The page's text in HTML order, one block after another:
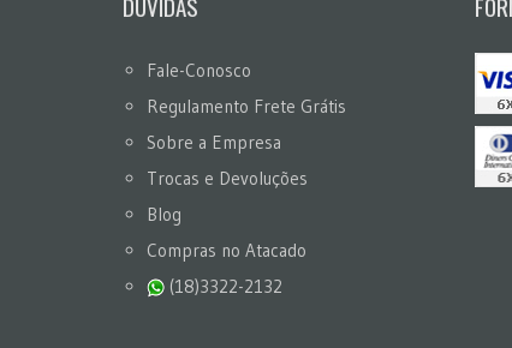
Fale-Conosco
Regulamento Frete Grátis
Sobre a Empresa
Trocas e Devoluções
Blog
Compras no Atacado
(18)3322-2132